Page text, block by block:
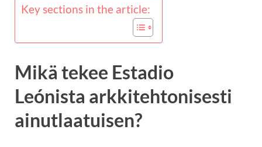
Key sections in the article:
Mikä tekee Estadio
Leónista arkkitehtonisesti
ainutlaatuisen?